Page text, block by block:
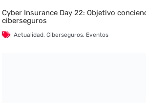
Cyber Insurance Day 22: Objetivo
ciberseguros
Actualidad,Ciberseguros, Eventos